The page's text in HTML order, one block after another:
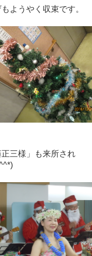
ようやく収束です。
三様」も来所され